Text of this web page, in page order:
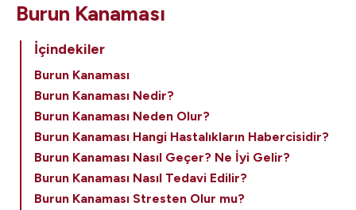
Burun Kanaması
İçindekiler
Burun Kanaması
Burun Kanaması Nedir?
Burun Kanaması Neden Olur?
Burun Kanaması Hangi Hastalıkların Habercisidir?
Burun Kanaması Nasıl Geçer? Ne İyi Gelir?
Burun Kanaması Nasıl Tedavi Edilir?
Burun Kanaması Stresten Olur mu?